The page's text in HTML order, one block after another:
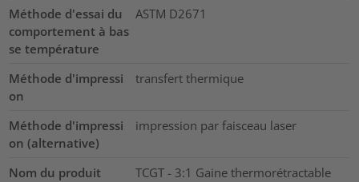
Méthode d'essai du
comportement à bas
se température
ASTM D2671
Méthode d'impressi
on
transfert thermique
Méthode d'impressi
on (alternative)
impression par faisceau laser
Nom du produit
TCGT - 3:1 Gaine thermorétractable